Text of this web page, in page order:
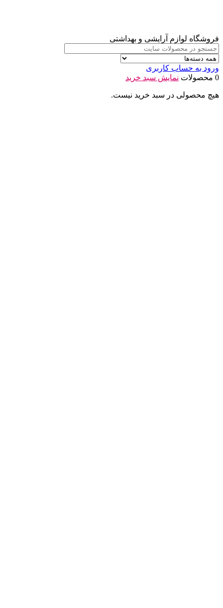
فروشگاه لوازم آرایشی و بهداشتی
ورود به حساب کاربری
0 محصولات
نمایش سبد خرید
هیچ محصولی در سبد خرید نیست.